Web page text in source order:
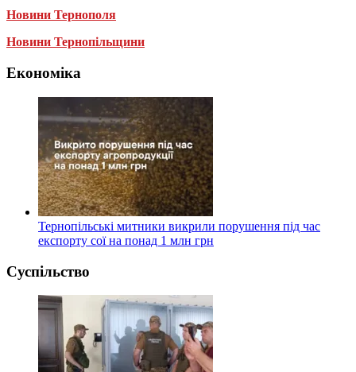
Новини Тернополя
Новини Тернопільщини
Економіка
Тернопільські митники викрили порушення під час
експорту сої на понад 1 млн грн
Суспільство